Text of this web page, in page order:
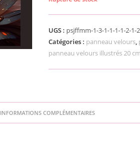
UGS : psjffmm-1-3-1-1-1-1-2-1-
Catégories : panneau velours,
panneau velours illustrés 20
INFORMATIONS COMPLÉMENTAIRES